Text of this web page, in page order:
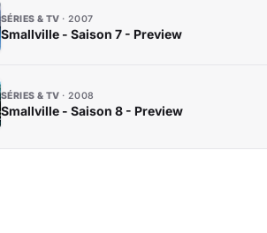
SÉRIES & TV 2007
Smallville - Saison 7 - Preview
SÉRIES & TV 2008
Smallville - Saison 8 - Preview